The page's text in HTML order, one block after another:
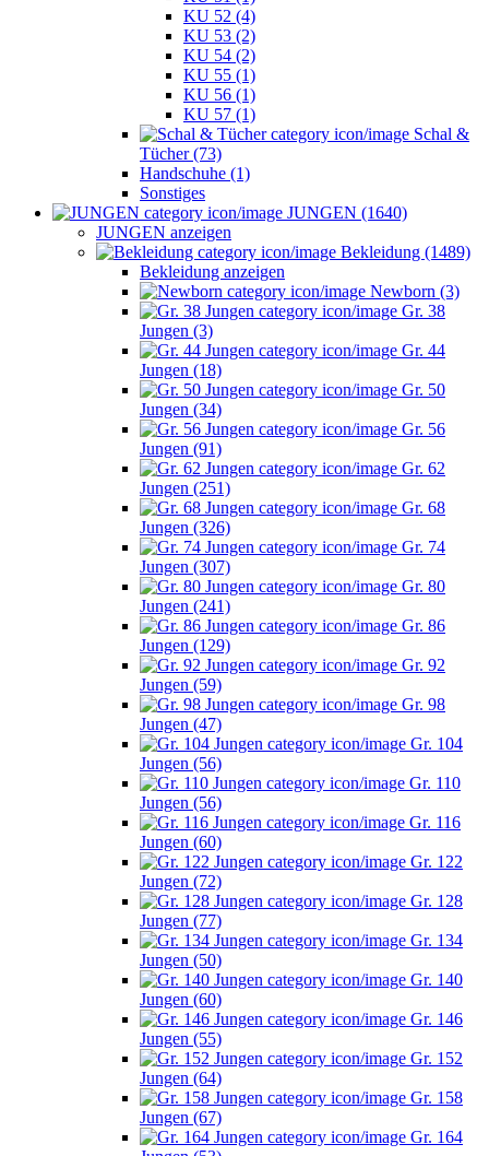
KU 52 (4)
KU 53 (2)
KU 54 (2)
KU 55 (1)
KU 56 (1)
KU 57 (1)
Schal &
Tücher (73)
Handschuhe (1)
Sonstiges
JUNGEN (1640)
JUNGEN anzeigen
Bekleidung (1489)
Bekleidung anzeigen
Newborn (3)
Gr. 38
Jungen (3)
Gr. 44
Jungen (18)
Gr. 50
Jungen (34)
Gr. 56
Jungen (91)
Gr. 62
Jungen (251)
Gr. 68
Jungen (326)
Gr. 74
Jungen (307)
Gr. 80
Jungen (241)
Gr. 86
Jungen (129)
Gr. 92
Jungen (59)
Gr. 98
Jungen (47)
Gr. 104
Jungen (56)
Gr. 110
Jungen (56)
Gr. 116
Jungen (60)
Gr. 122
Jungen (72)
Gr. 128
Jungen (77)
Gr. 134
Jungen (50)
Gr. 140
Jungen (60)
Gr. 146
Jungen (55)
Gr. 152
Jungen (64)
Gr. 158
Jungen (67)
Gr. 164